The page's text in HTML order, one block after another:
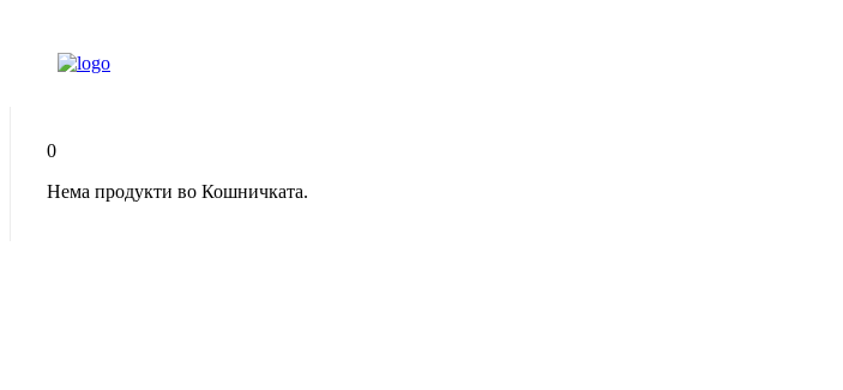
0
Нема продукти во Кошничката.